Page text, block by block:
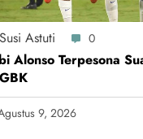
Susi Astuti 0
Alonso Terpesona
9, 2026